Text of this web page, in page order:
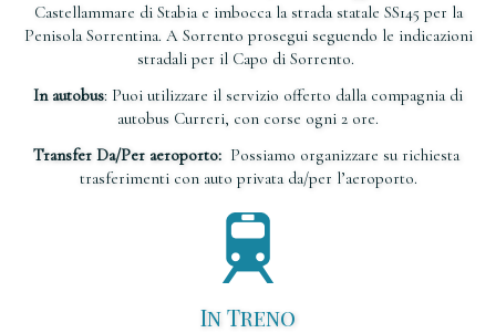
Castellammare di Stabia e imbocca la strada statale SS145 per la
Penisola Sorrentina. A Sorrento prosegui seguendo le indicazioni
stradali per il Capo di Sorrento.
In autobus: Puoi utilizzare il servizio offerto dalla compagnia di
autobus Curreri, con corse ogni 2 ore.
Transfer Da/Per aeroporto: Possiamo organizzare su richiesta
trasferimenti con auto privata da/per l’aeroporto.
In Treno